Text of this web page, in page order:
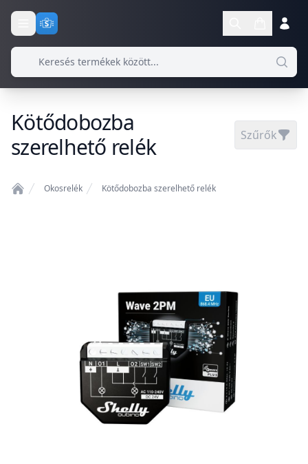
Kötődobozba
szerelhető relék
Szűrők
Okosrelék Kötődobozba szerelhető relék